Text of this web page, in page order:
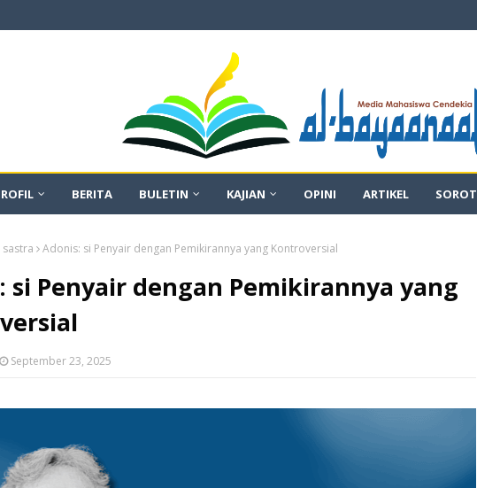
BERITA BULETIN KAJIAN OPINI ARTIKEL SOROT
sastra Adonis: si Penyair dengan Pemikirannya yang Kontroversial
si Penyair dengan Pemikirannya yang
September 23, 2025